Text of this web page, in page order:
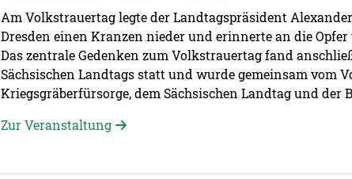
Am Volkstrauertag legte der Landtagspräsident
Dresden einen Kranzen nieder und erinnerte an die
Das zentrale Gedenken zum Volkstrauertag fand
Sächsischen Landtags statt und wurde gemeinsam vom
Kriegsgräberfürsorge, dem Sächsischen Landtag und der
Zur Veranstaltung